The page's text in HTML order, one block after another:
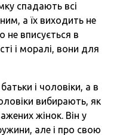
спадають всі
а їх виходить не
не вписується в
і моралі, вони для
і чоловіки, а в
вибирають, як
жінок. Він у
але і про свою